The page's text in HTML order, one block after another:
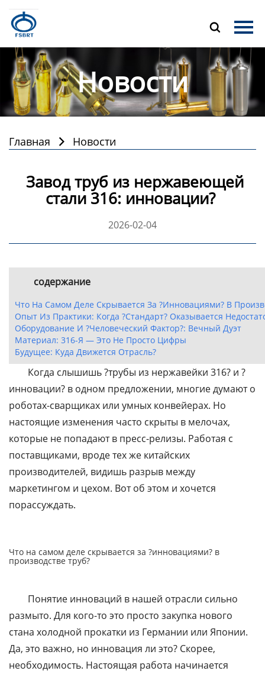

Главная
Продукция
О Нас
Новости
Новости
Главная  Новости
Завод труб из нержавеющей
стали 316: инновации?
2026-02-04
содержание
Что На Самом Деле Скрывается За ?инновациями? В
Опыт Из Практики: Когда ?стандарт? Оказывается
Оборудование И ?человеческий Фактор?: Вечный Дуэт
Материал: 316-Я — Это Не Просто Цифры
Будущее: Куда Движется Отрасль?
Когда слышишь ?трубы из нержавейки 316? и ?
инновации? в одном предложении, многие думают о
роботах-сварщиках или умных конвейерах. Но
настоящие изменения часто скрыты в мелочах,
которые не попадают в пресс-релизы. Работая с
поставщиками, вроде тех же китайских
производителей, видишь разрыв между
маркетингом и цехом. Вот об этом и хочется
порассуждать.
Что на самом деле скрывается за ?инновациями? в
производстве труб?
Понятие инноваций в нашей отрасли сильно
размыто. Для кого-то это просто закупка нового
стана холодной прокатки из Германии или Японии.
Да, это важно, но инновация ли это? Скорее,
необходимость. Настоящая работа начинается